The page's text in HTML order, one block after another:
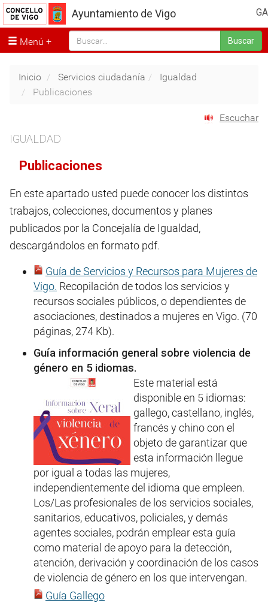
GA
Ayuntamiento de Vigo
Menú Buscar
Inicio Servicios ciudadanía
Igualdad
Publicaciones
Escuchar
IGUALDAD
Publicaciones
En este apartado usted puede conocer los distintos
trabajos, colecciones, documentos y planes
publicados por la Concejalía de Igualdad,
descargándolos en formato pdf.
Guía de Servicios y Recursos para Mujeres de
Vigo. Recopilación de todos los servicios y
recursos sociales públicos, o dependientes de
asociaciones, destinados a mujeres en Vigo. (70
páginas, 274 Kb).
Guía información general sobre violencia de
género en 5 idiomas.
Este material está
disponible en 5 idiomas:
gallego, castellano, inglés,
francés y chino con el
objeto de garantizar que
esta información llegue
por igual a todas las mujeres,
independientemente del idioma que empleen.
Los/Las profesionales de los servicios sociales,
sanitarios, educativos, policiales, y demás
agentes sociales, podrán emplear esta guía
como material de apoyo para la detección,
atención, derivación y coordinación de los casos
de violencia de género en los que intervengan.
Guía Gallego